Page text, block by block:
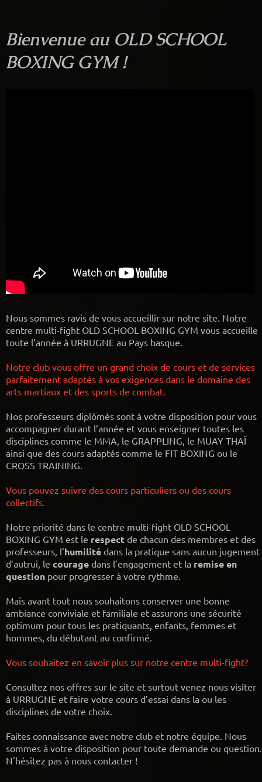
Bienvenue au OLD SCHOOL
BOXING GYM !
Nous sommes ravis de vous accueillir sur notre site. Notre
centre multi-fight OLD SCHOOL BOXING GYM vous accueille
toute l’année à URRUGNE au Pays basque.
Notre club vous offre un grand choix de cours et de services
parfaitement adaptés à vos exigences dans le domaine des
arts martiaux et des sports de combat.
Nos professeurs diplômés sont à votre disposition pour vous
accompagner durant l’année et vous enseigner toutes les
disciplines comme le MMA, le GRAPPLING, le MUAY THAÏ
ainsi que des cours adaptés comme le FIT BOXING ou le
CROSS TRAINING.
Vous pouvez suivre des cours particuliers ou des cours
collectifs.
Notre priorité dans le centre multi-fight OLD SCHOOL
BOXING GYM est le respect de chacun des membres et des
professeurs, l’humilité dans la pratique sans aucun jugement
d’autrui, le courage dans l’engagement et la remise en
question pour progresser à votre rythme.
Mais avant tout nous souhaitons conserver une bonne
ambiance conviviale et familiale et assurons une sécurité
optimum pour tous les pratiquants, enfants, femmes et
hommes, du débutant au confirmé.
Vous souhaitez en savoir plus sur notre centre multi-fight?
Consultez nos offres sur le site et surtout venez nous visiter
à URRUGNE et faire votre cours d’essai dans la ou les
disciplines de votre choix.
Faites connaissance avec notre club et notre équipe. Nous
sommes à votre disposition pour toute demande ou question.
N'hésitez pas à nous contacter !